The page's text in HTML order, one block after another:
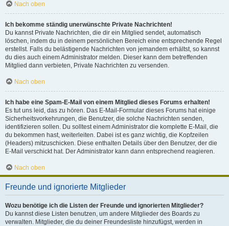
Nach oben
Ich bekomme ständig unerwünschte Private Nachrichten!
Du kannst Private Nachrichten, die dir ein Mitglied sendet, automatisch
löschen, indem du in deinem persönlichen Bereich eine entsprechende Regel
erstellst. Falls du belästigende Nachrichten von jemandem erhältst, so kannst
du dies auch einem Administrator melden. Dieser kann dem betreffenden
Mitglied dann verbieten, Private Nachrichten zu versenden.
Nach oben
Ich habe eine Spam-E-Mail von einem Mitglied dieses Forums erhalten!
Es tut uns leid, das zu hören. Das E-Mail-Formular dieses Forums hat einige
Sicherheitsvorkehrungen, die Benutzer, die solche Nachrichten senden,
identifizieren sollen. Du solltest einem Administrator die komplette E-Mail, die
du bekommen hast, weiterleiten. Dabei ist es ganz wichtig, die Kopfzeilen
(Headers) mitzuschicken. Diese enthalten Details über den Benutzer, der die
E-Mail verschickt hat. Der Administrator kann dann entsprechend reagieren.
Nach oben
Freunde und ignorierte Mitglieder
Wozu benötige ich die Listen der Freunde und ignorierten Mitglieder?
Du kannst diese Listen benutzen, um andere Mitglieder des Boards zu
verwalten. Mitglieder, die du deiner Freundesliste hinzufügst, werden in